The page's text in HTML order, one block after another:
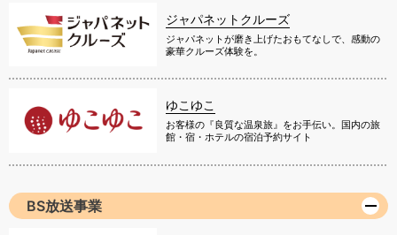
ジャパネットクルーズ
ジャパネットが磨き上げたおもてなしで、感動の
豪華クルーズ体験を。
ゆこゆこ
お客様の『良質な温泉旅』をお手伝い。国内の旅
館・宿・ホテルの宿泊予約サイト
BS放送事業